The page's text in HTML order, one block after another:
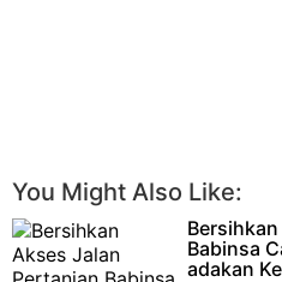
You Might Also Like:
Babinsa
adakan